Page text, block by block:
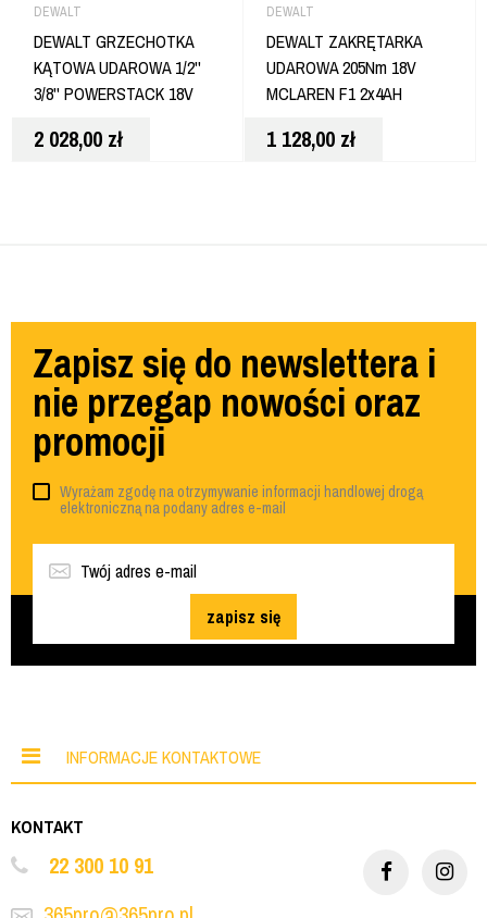
DEWALT
DEWALT GRZECHOTKA
KĄTOWA UDAROWA 1/2''
3/8'' POWERSTACK 18V
2 028,00 zł
DEWALT
DEWALT ZAKRĘTARKA
UDAROWA 205Nm 18V
MCLAREN F1 2x4AH
1 128,00 zł
Zapisz się do newslettera i
nie przegap nowości oraz
promocji
Wyrażam zgodę na otrzymywanie informacji handlowej drogą
elektroniczną na podany adres e-mail
zapisz się
INFORMACJE KONTAKTOWE
KONTAKT
22 300 10 91